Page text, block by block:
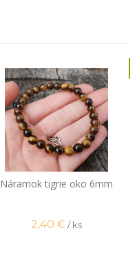
Náramok tigrie oko 6mm
2,40 €/ ks